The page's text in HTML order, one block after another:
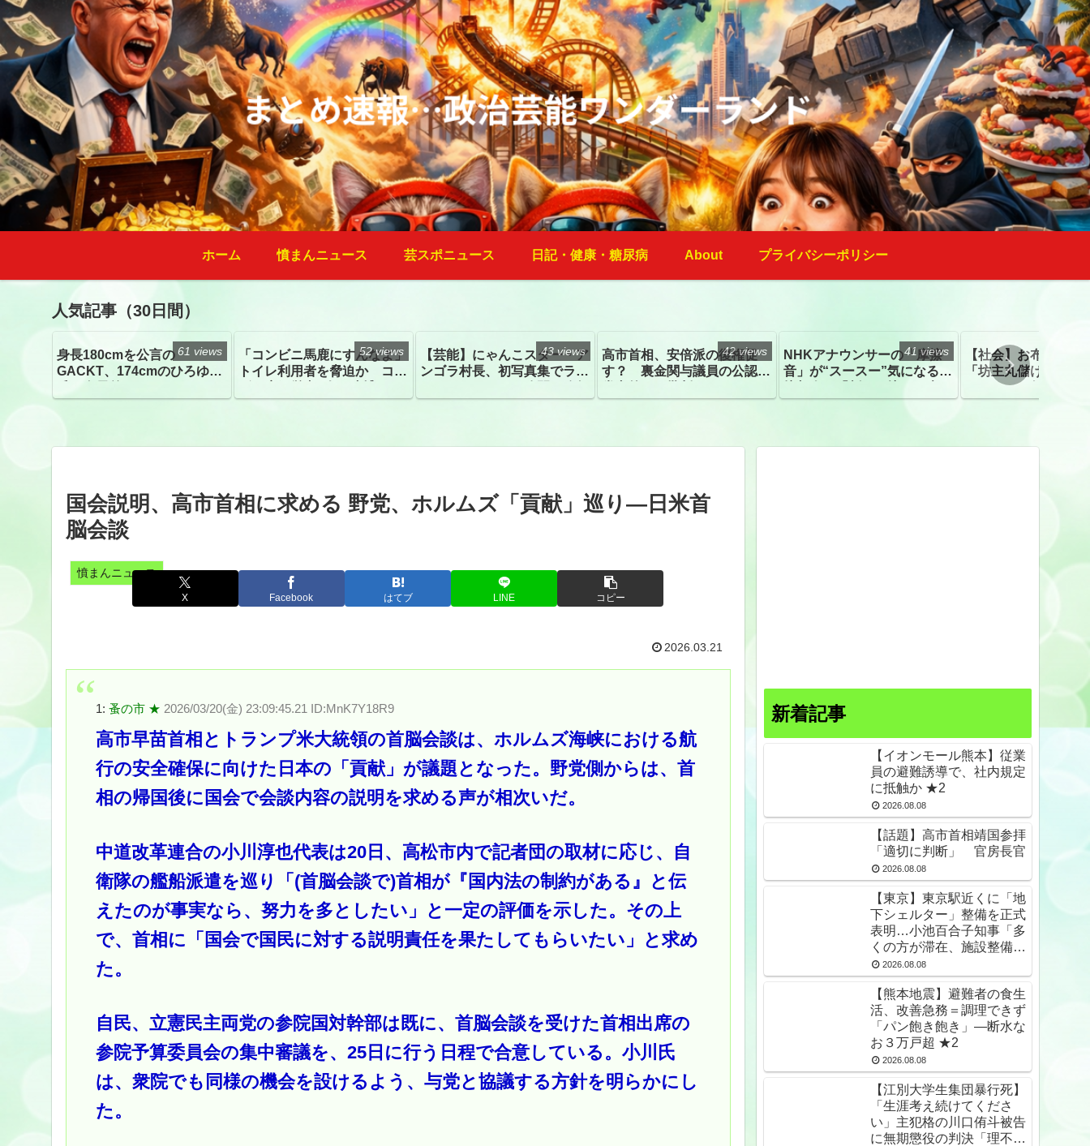
ホーム 憤まんニュース 芸スポニュース 日記・健康・糖尿病 About プライバシーポリシー
人気記事（30日間）
身長180cmを公言の
GACKT、174cmのひろゆき
トざわつき イベントでの写
61 views
「コンビニ馬鹿にすんなよ」
トイレ利用者を脅迫か コン
52 views
【芸能】にゃんこスター・ア
ンゴラ村長、初写真集でラン
はデジタル写真集が異例の大
43 views
高市首相、安倍派の復権促
す？ 裏金関与議員の公認、
42 views
NHKアナウンサーの「摩擦
音」が“スースー”気になる指
聴こえる。聴きづらい」
41 views
【社会】お布施、戒
「坊主丸儲け」は
ほとんどが年収３０
下「地方の寺の僧侶
国会説明、高市首相に求める 野党、ホルムズ「貢献」巡り―日米首
脳会談
憤まんニュース
X Facebook はてブ LINE コピー
2026.03.21
1: 蚤の市 ★ 2026/03/20(金) 23:09:45.21 ID:MnK7Y18R9
高市早苗首相とトランプ米大統領の首脳会談は、ホルムズ海峡における航
行の安全確保に向けた日本の「貢献」が議題となった。野党側からは、首
相の帰国後に国会で会談内容の説明を求める声が相次いだ。
中道改革連合の小川淳也代表は20日、高松市内で記者団の取材に応じ、自
衛隊の艦船派遣を巡り「(首脳会談で)首相が『国内法の制約がある』と伝
えたのが事実なら、努力を多としたい」と一定の評価を示した。その上
で、首相に「国会で国民に対する説明責任を果たしてもらいたい」と求め
た。
自民、立憲民主両党の参院国対幹部は既に、首脳会談を受けた首相出席の
参院予算委員会の集中審議を、25日に行う日程で合意している。小川氏
は、衆院でも同様の機会を設けるよう、与党と協議する方針を明らかにし
た。
新着記事
【イオンモール熊本】従業
員の避難誘導で、社内規定
に抵触か ★2
2026.08.08
【話題】高市首相靖国参拝
「適切に判断」 官房長官
2026.08.08
【東京】東京駅近くに「地
下シェルター」整備を正式
表明…小池百合子知事「多
くの方が滞在、施設整備の
効果高い」 ★2
2026.08.08
【熊本地震】避難者の食生
活、改善急務＝調理できず
「パン飽き飽き」―断水な
お３万戸超 ★2
2026.08.08
【江別大学生集団暴行死】
「生涯考え続けてくださ
い」主犯格の川口侑斗被告
に無期懲役の判決「理不尽